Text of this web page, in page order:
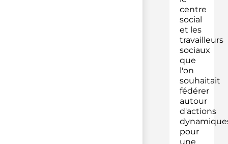
centre
social
et les
travailleurs
sociaux
que
l'on
souhaitait
fédérer
autour
d'actions
pour
une